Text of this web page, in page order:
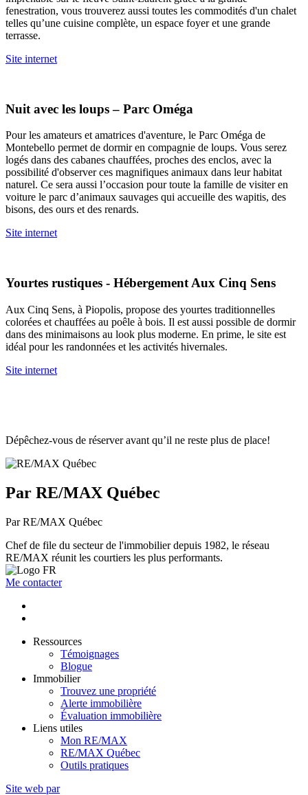
fenestration, vous trouverez aussi toutes les commodités d'un chalet
telles qu’une cuisine complète, un espace foyer et une grande
terrasse.
Site internet
Nuit avec les loups – Parc Oméga
Pour les amateurs et amatrices d'aventure, le Parc Oméga de
Montebello permet de dormir en compagnie de loups. Vous serez
logés dans des cabanes chauffées, proches des enclos, avec la
possibilité d'observer ces magnifiques animaux dans leur habitat
naturel. Ce sera aussi l’occasion pour toute la famille de visiter en
voiture le parc d’animaux sauvages qui accueille des wapitis, des
bisons, des ours et des renards.
Site internet
Yourtes rustiques - Hébergement Aux Cinq Sens
Aux Cinq Sens, à Piopolis, propose des yourtes traditionnelles
colorées et chauffées au poêle à bois. Il est aussi possible de dormir
dans des minimaisons au look plus moderne. En prime, le site est
idéal pour les randonnées et les activités hivernales.
Site internet
Dépêchez-vous de réserver avant qu’il ne reste plus de place!
Par RE/MAX Québec
Par RE/MAX Québec
Chef de file du secteur de l'immobilier depuis 1982, le réseau
RE/MAX réunit les courtiers les plus performants.
Me contacter
Ressources
Témoignages
Blogue
Immobilier
Trouvez une propriété
Alerte immobilière
Évaluation immobilière
Liens utiles
Mon RE/MAX
RE/MAX Québec
Outils pratiques
Site web par